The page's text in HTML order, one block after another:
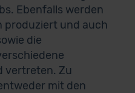
Ebenfalls werden
produziert und auch
die
vertreten. Zu
mit den